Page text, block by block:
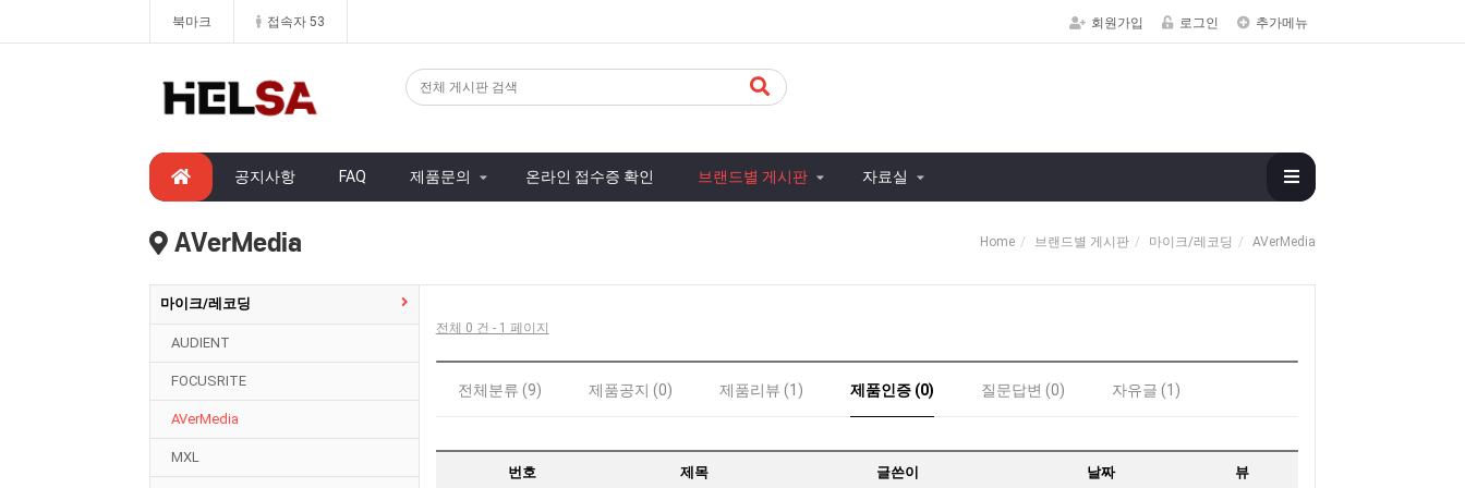
북마크 접속자 53 회원가입 로그인 추가메뉴
공지사항 FAQ 제품문의 온라인 접수증 확인 브랜드별 게시판 자료실
AVerMedia Home 브랜드별 게시판 마이크/레코딩 AVerMedia
마이크/레코딩
AUDIENT
FOCUSRITE
AVerMedia
MXL
전체 0 건 - 1 페이지
전체분류 (9) 제품공지 (0) 제품리뷰 (1) 제품인증 (0) 질문답변 (0) 자유글 (1)
번호 제목 글쓴이 날짜 뷰